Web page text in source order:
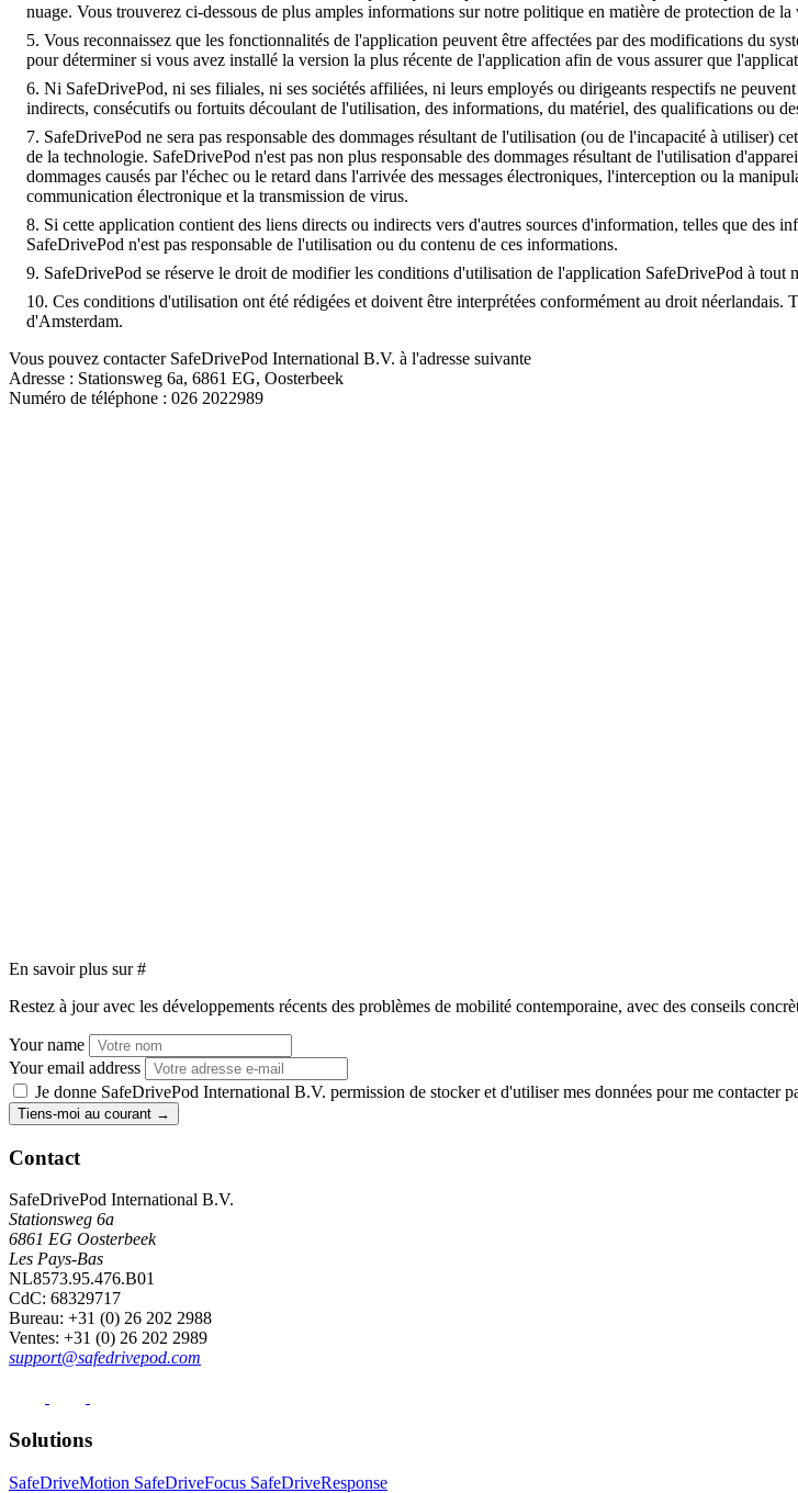
nuage. Vous trouverez ci-dessous de plus amples informations sur notre politique en matière de protection de la
Vous reconnaissez que les fonctionnalités de l'application peuvent être affectées par des modifications du
pour déterminer si vous avez installé la version la plus récente de l'application afin de vous assurer que
Ni SafeDrivePod, ni ses filiales, ni ses sociétés affiliées, ni leurs employés ou dirigeants respectifs ne
indirects, consécutifs ou fortuits découlant de l'utilisation, des informations, du matériel, des qualifications ou
SafeDrivePod ne sera pas responsable des dommages résultant de l'utilisation (ou de l'incapacité à utiliser)
de la technologie. SafeDrivePod n'est pas non plus responsable des dommages résultant de l'utilisation
dommages causés par l'échec ou le retard dans l'arrivée des messages électroniques, l'interception ou la
communication électronique et la transmission de virus.
Si cette application contient des liens directs ou indirects vers d'autres sources d'information, telles que des
SafeDrivePod n'est pas responsable de l'utilisation ou du contenu de ces informations.
SafeDrivePod se réserve le droit de modifier les conditions d'utilisation de l'application SafeDrivePod à tout
Ces conditions d'utilisation ont été rédigées et doivent être interprétées conformément au droit
d'Amsterdam.
Vous pouvez contacter SafeDrivePod International B.V. à l'adresse suivante
Adresse : Stationsweg 6a, 6861 EG, Oosterbeek
Numéro de téléphone : 026 2022989
En savoir plus sur#
Restez à jour avec les développements récents des problèmes de mobilité contemporaine, avec des conseils
Your name
Your email address
Je donne SafeDrivePod International B.V. permission de stocker et d'utiliser mes données pour me contacter
Tiens-moi au courant →
Contact
SafeDrivePod International B.V.
Stationsweg 6a
6861 EG Oosterbeek
Les Pays-Bas
NL8573.95.476.B01
CdC: 68329717
Bureau: +31 (0) 26 202 2988
Ventes: +31 (0) 26 202 2989
support@safedrivepod.com
Solutions
SafeDriveMotion SafeDriveFocus SafeDriveResponse